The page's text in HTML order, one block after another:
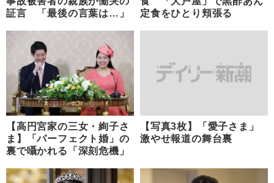
証言 「最後の言葉は…」
定食をひとり頬張る
【高円宮家の三女・絢子さ
ま】「パーフェクト婚」の
裏で囁かれる「深刻危機」
【写真3枚】「愛子さま」
激やせ報道の舞台裏